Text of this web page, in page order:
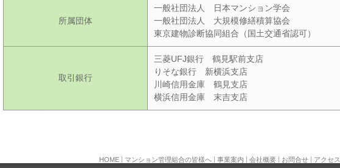
所属団体
一般社団法人 日本マンション学会
一般社団法人 大規模修繕積算協会
東京建物診断協同組合（国土交通省認可）
取引銀行
三菱UFJ銀行 鶴見駅前支店
りそな銀行 新横浜支店
川崎信用金庫 鶴見支店
横浜信用金庫 末吉支店
HOME| マンション管理組合の皆様へ | 事業案内 | 会社概要| お問合せ| アクセス